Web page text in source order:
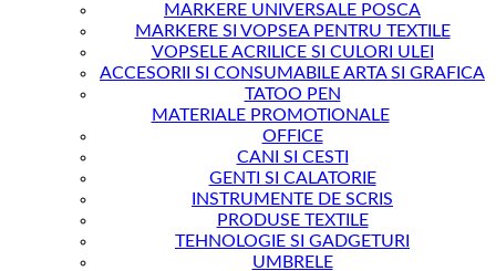
MARKERE UNIVERSALE POSCA
MARKERE SI VOPSEA PENTRU TEXTILE
VOPSELE ACRILICE SI CULORI ULEI
ACCESORII SI CONSUMABILE ARTA SI GRAFICA
TATOO PEN
MATERIALE PROMOTIONALE
OFFICE
CANI SI CESTI
GENTI SI CALATORIE
INSTRUMENTE DE SCRIS
PRODUSE TEXTILE
TEHNOLOGIE SI GADGETURI
UMBRELE